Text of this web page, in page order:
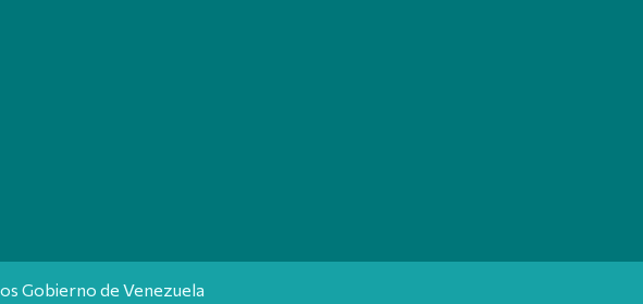
Gobierno de Venezuela